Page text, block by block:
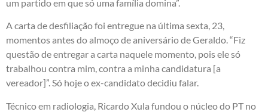
um partido em que só uma família domina”.
A carta de desfiliação foi entregue na última sexta, 23,
momentos antes do almoço de aniversário de Geraldo. “Fiz
questão de entregar a carta naquele momento, pois ele só
trabalhou contra mim, contra a minha candidatura [a
vereador]”. Só hoje o ex-candidato decidiu falar.
Técnico em radiologia, Ricardo Xula fundou o núcleo do PT no